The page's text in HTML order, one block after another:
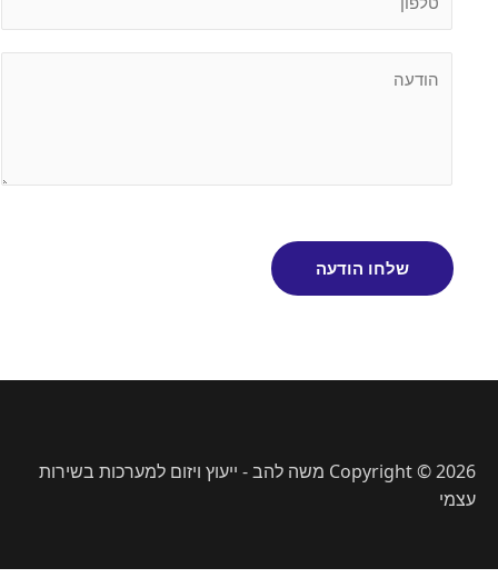
שלחו הודעה
Copyright © 2026 משה להב - ייעוץ ויזום למערכות בשירות